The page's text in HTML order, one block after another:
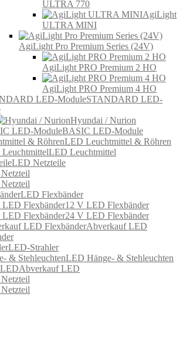
ULTRA 770
AgiLight
ULTRA MINI
AgiLight Pro Premium Series (24V)
AgiLight PRO Premium 2 HO
AgiLight PRO Premium 4 HO
STANDARD LED-
Hyundai / Nurion
BASIC LED-Module
LED Leuchtmittel & Röhren
LED Leuchtmittel
LED Netzteile
LED Flexbänder
12 V LED Flexbänder
24 V LED Flexbänder
Abverkauf LED
LED-Strahler
LED Hänge- & Stehleuchten
Abverkauf LED